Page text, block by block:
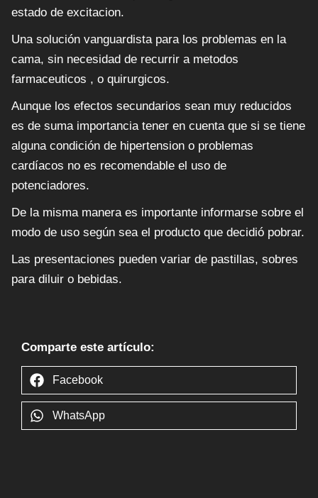
estado de excitacion.
Una solución vanguardista para los problemas en la
cama, sin necesidad de recurrir a metodos
farmaceuticos , o quirurgicos.
Aunque los efectos secundarios sean muy reducidos
es de suma importancia tener en cuenta que si se tiene
alguna condición de hipertension o problemas
cardíacos no es recomendable el uso de
potenciadores.
De la misma manera es importante informarse sobre el
modo de uso según sea el producto que decidió pobrar.
Las presentaciones pueden variar de pastillas, sobres
para diluir o bebidas.
Comparte este artículo:
Facebook
WhatsApp